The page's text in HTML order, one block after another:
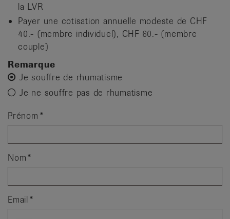
la LVR
Payer une cotisation annuelle modeste de CHF
40.- (membre individuel), CHF 60.- (membre
couple)
Remarque
Je souffre de rhumatisme
Je ne souffre pas de rhumatisme
Prénom
Nom
Email